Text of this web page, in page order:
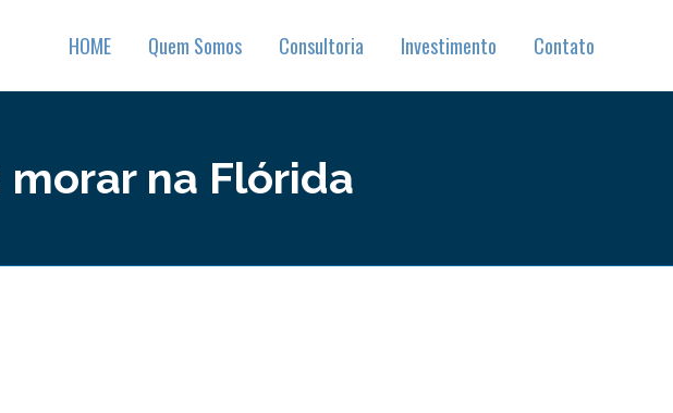
HOME Quem Somos Consultoria Investimento Contato
morar na Flórida